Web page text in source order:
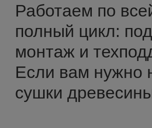
Работаем по
полный цикл:
монтаж и
Если вам нужно
сушки